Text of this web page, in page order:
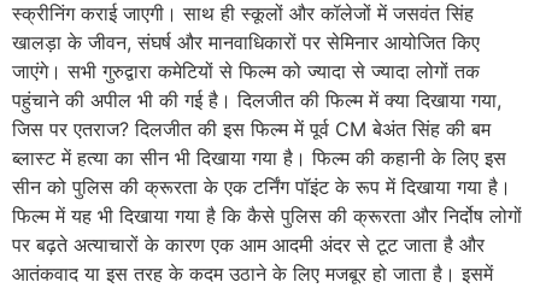
स्क्रीनिंग कराई जाएगी। साथ ही स्कूलों और कॉलेजों में जसवंत सिंह
खालड़ा के जीवन, संघर्ष और मानवाधिकारों पर सेमिनार आयोजित किए
जाएंगे। सभी गुरुद्वारा कमेटियों से फिल्म को ज्यादा से ज्यादा लोगों तक
पहुंचाने की अपील भी की गई है। दिलजीत की फिल्म में क्या दिखाया गया,
जिस पर एतराज? दिलजीत की इस फिल्म में पूर्व CM बेअंत सिंह की बम
ब्लास्ट में हत्या का सीन भी दिखाया गया है। फिल्म की कहानी के लिए इस
सीन को पुलिस की क्रूरता के एक टर्निंग पॉइंट के रूप में दिखाया गया है।
फिल्म में यह भी दिखाया गया है कि कैसे पुलिस की क्रूरता और निर्दोष लोगों
पर बढ़ते अत्याचारों के कारण एक आम आदमी अंदर से टूट जाता है और
आतंकवाद या इस तरह के कदम उठाने के लिए मजबूर हो जाता है। इसमें